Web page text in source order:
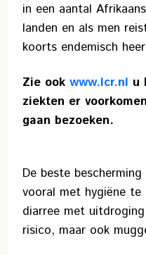
in een aantal
landen en als men
koorts endemisch
Zie ook www.lcr.nl u
ziekten er
gaan bezoeken.
De beste
vooral met hygiëne te
diarree met
risico, maar ook